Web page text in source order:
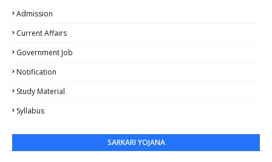
Admission
Current Affairs
Government Job
Notification
Study Material
Syllabus
SARKARI YOJANA